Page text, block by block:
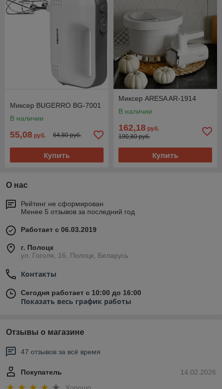
Миксер BUGERRO BG-7001
В наличии
55,08 руб. 64,80 руб.
Купить
Миксер ARESA AR-1914
В наличии
162,18 руб.
190,80 руб.
Купить
О нас
Рейтинг не сформирован
Менее 5 отзывов за последний год
Работает с 06.03.2019
г. Полоцк
ул. Гоголя, 16, Полоцк, Беларусь
Контакты
Сегодня работает с 10:00 до 16:00
Показать весь график работы
Отзывы о магазине
47 отзывов за всё время
14.02.2026
Покупатель